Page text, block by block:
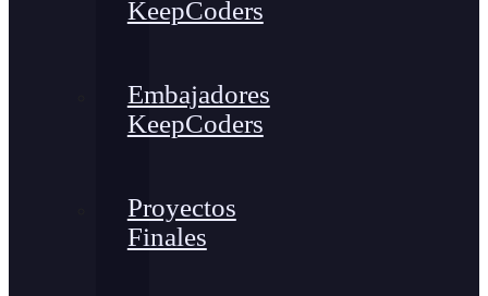
KeepCoders
Embajadores
KeepCoders
Proyectos
Finales